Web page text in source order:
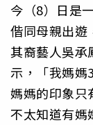
今（8）日是
偕同母親出遊
其裔藝人吳承
示，「我媽媽
媽媽的印象只
不太知道有媽